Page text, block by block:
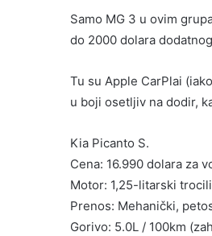
Samo MG 3 u ovim
do 2000 dolara
Tu su Apple CarPlai
u boji osetljiv na dodir,
Kia Picanto S.
Cena: 16.990 dolara za
Motor: 1,25-litarski
Prenos: Mehanički,
Gorivo: 5.0L / 100km